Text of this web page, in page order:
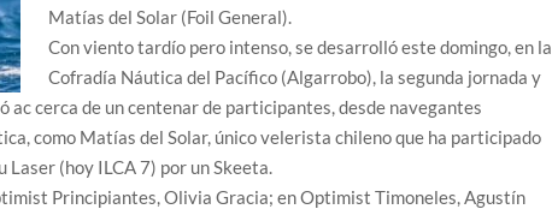
Matías del Solar (Foil General).
Con viento tardío pero intenso, se desarrolló este domingo, en la
Cofradía Náutica del Pacífico (Algarrobo), la segunda jornada y
ac cerca de un centenar de participantes, desde navegantes
como Matías del Solar, único velerista chileno que ha participado
Laser (hoy ILCA 7) por un Skeeta.
Principiantes, Olivia Gracia; en Optimist Timoneles, Agustín